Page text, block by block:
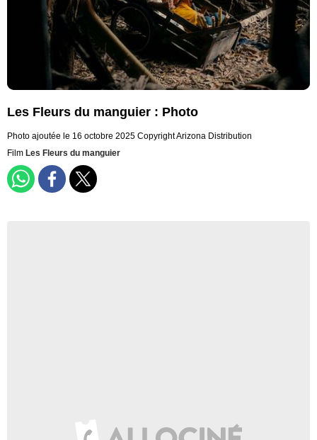
Les Fleurs du manguier : Photo
Photo ajoutée le 16 octobre 2025 Copyright Arizona Distribution
Film Les Fleurs du manguier